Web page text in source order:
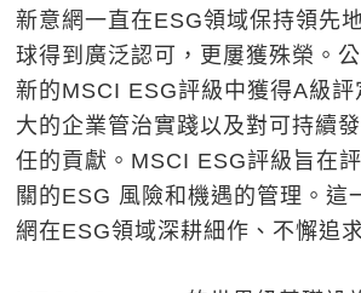
新意網一直在ESG領域保持領先
球得到廣泛認可，更屢獲殊榮。
新的MSCI ESG評級中獲得A級評
大的企業管治實踐以及對可持續
任的貢獻。MSCI ESG評級旨在
關的ESG 風險和機遇的管理。這
網在ESG領域深耕細作、不懈追